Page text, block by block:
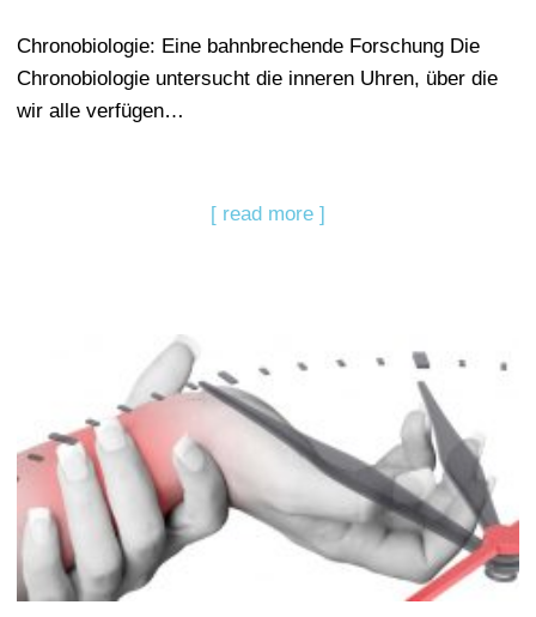
Chronobiologie: Eine bahnbrechende Forschung Die
Chronobiologie untersucht die inneren Uhren, über die
wir alle verfügen…
[ read more ]